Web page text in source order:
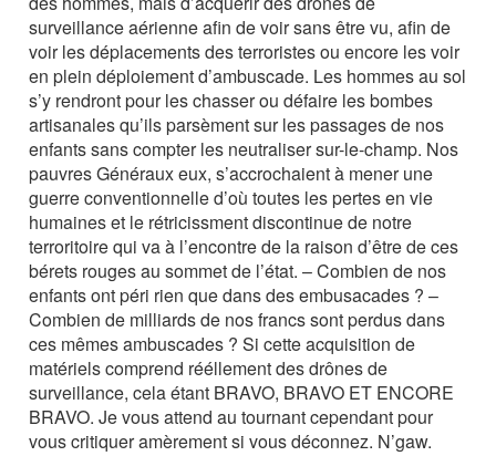
surveillance aérienne afin de voir sans être vu, afin de
voir les déplacements des terroristes ou encore les voir
en plein déploiement d’ambuscade. Les hommes au sol
s’y rendront pour les chasser ou défaire les bombes
artisanales qu’ils parsèment sur les passages de nos
enfants sans compter les neutraliser sur-le-champ. Nos
pauvres Généraux eux, s’accrochaient à mener une
guerre conventionnelle d’où toutes les pertes en vie
humaines et le rétricissment discontinue de notre
terroritoire qui va à l’encontre de la raison d’être de ces
bérets rouges au sommet de l’état. – Combien de nos
enfants ont péri rien que dans des embusacades ? –
Combien de milliards de nos francs sont perdus dans
ces mêmes ambuscades ? Si cette acquisition de
matériels comprend rééllement des drônes de
surveillance, cela étant BRAVO, BRAVO ET ENCORE
BRAVO. Je vous attend au tournant cependant pour
vous critiquer amèrement si vous déconnez. N’gaw.